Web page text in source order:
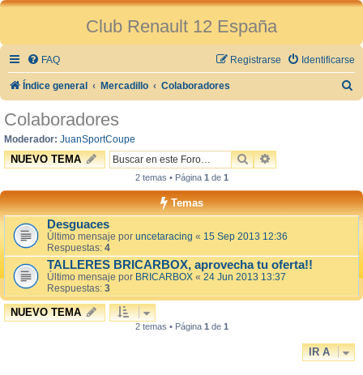
Club Renault 12 España
FAQ Identificarse
Registrarse
Índice general Mercadillo Colaboradores
r
Colaboradores
Moderador: JuanSportCoupe
NUEVO TEMA BUSCARBÚSQUEDA
2 temas • Página 1de 1
Temas
Desguaces
Último mensaje por uncetaracing « 15 Sep 2013 12:36
Respuestas: 4
TALLERES BRICARBOX, aprovecha tu oferta!!
Último mensaje por BRICARBOX « 24 Jun 2013 13:37
Respuestas: 3
NUEVO TEMA
2 temas • Página 1 de 1
IR A